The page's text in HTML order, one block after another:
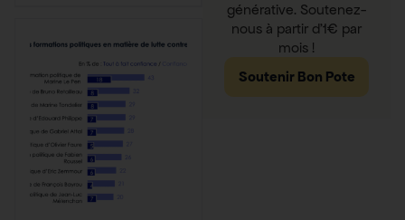
face aux
mégafeux
générative. Soutenez-
nous à partir d'1€ par
mois !
Soutenir Bon Pote